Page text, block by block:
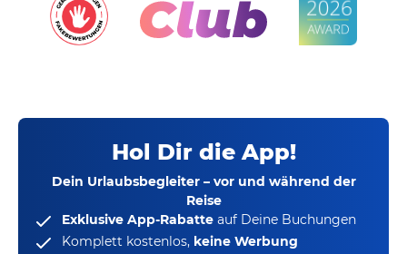
Hol Dir die App!
Dein Urlaubsbegleiter – vor und während der
Reise
Exklusive App-Rabatte auf Deine Buchungen
Komplett kostenlos, keine Werbung